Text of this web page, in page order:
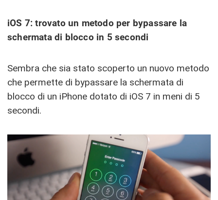
iOS 7: trovato un metodo per bypassare la
schermata di blocco in 5 secondi
Sembra che sia stato scoperto un nuovo metodo
che permette di bypassare la schermata di
blocco di un iPhone dotato di iOS 7 in meni di 5
secondi.